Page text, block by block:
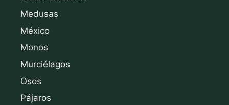
Medusas
México
Monos
Murciélagos
Osos
Pájaros